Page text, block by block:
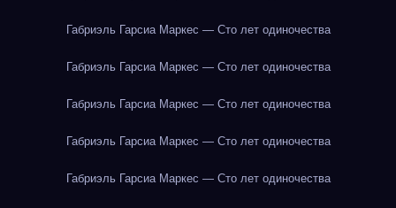
Габриэль Гарсиа Маркес — Сто лет одиночества
Габриэль Гарсиа Маркес — Сто лет одиночества
Габриэль Гарсиа Маркес — Сто лет одиночества
Габриэль Гарсиа Маркес — Сто лет одиночества
Габриэль Гарсиа Маркес — Сто лет одиночества